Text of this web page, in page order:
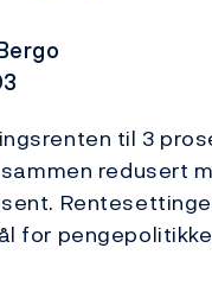
til 3
redusert
for